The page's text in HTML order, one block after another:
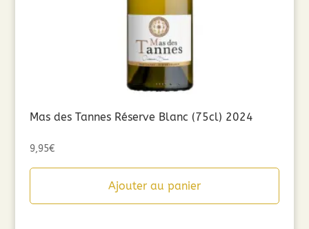
Mas des Tannes Réserve Blanc (75cl) 2024
9,95€
Ajouter au panier